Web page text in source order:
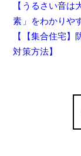
【うるさい音
素」をわかりや
【【集合住宅
対策方法】